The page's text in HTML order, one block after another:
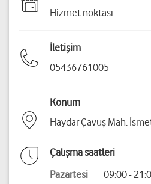
Hizmet noktası
İletişim
05436761005
Konum
Haydar Çavuş Mah.
Çalışma saatleri
Pazartesi
09:00 -